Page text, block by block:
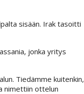
sisään. Irak tasoitti
jonka yritys
Tiedämme kuitenkin,
nimettiin ottelun